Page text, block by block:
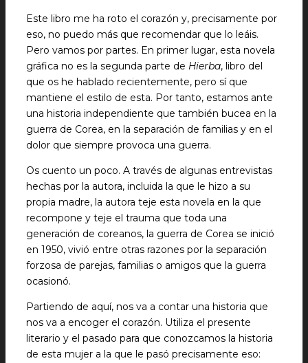
Este libro me ha roto el corazón y, precisamente por
eso, no puedo más que recomendar que lo leáis.
Pero vamos por partes. En primer lugar, esta novela
gráfica no es la segunda parte de Hierba, libro del
que os he hablado recientemente, pero sí que
mantiene el estilo de esta. Por tanto, estamos ante
una historia independiente que también bucea en la
guerra de Corea, en la separación de familias y en el
dolor que siempre provoca una guerra.
Os cuento un poco. A través de algunas entrevistas
hechas por la autora, incluida la que le hizo a su
propia madre, la autora teje esta novela en la que
recompone y teje el trauma que toda una
generación de coreanos, la guerra de Corea se inició
en 1950, vivió entre otras razones por la separación
forzosa de parejas, familias o amigos que la guerra
ocasionó.
Partiendo de aquí, nos va a contar una historia que
nos va a encoger el corazón. Utiliza el presente
literario y el pasado para que conozcamos la historia
de esta mujer a la que le pasó precisamente eso: